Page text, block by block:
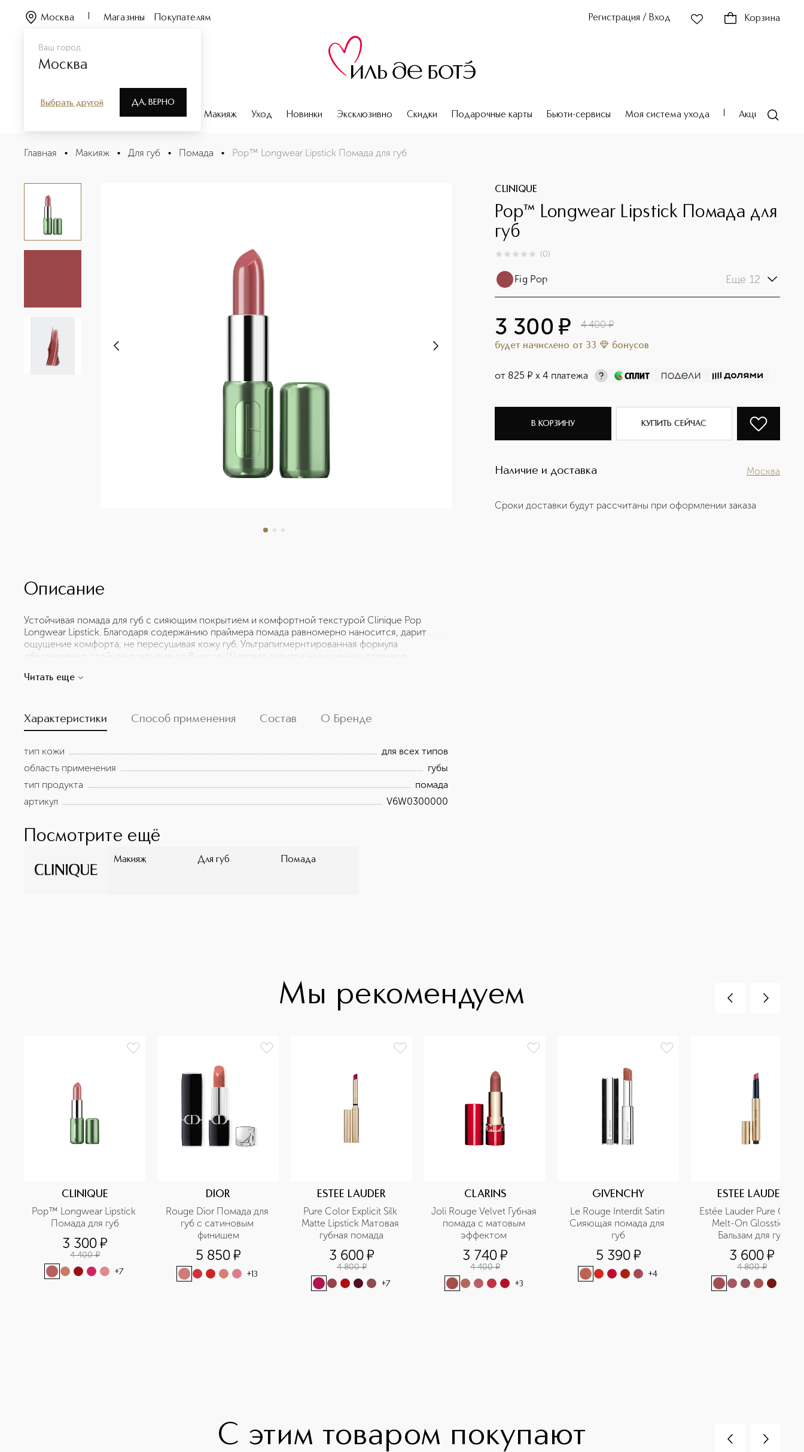
Ваш город
Москва
Выбрать другой ДА, ВЕРНО
Москва Магазины Покупателям Регистрация / Вход Корзина
Парфюмерия Макияж Уход Новинки Эксклюзивно Скидки Подарочные карты Бьюти-сервисы Моя система ухода Акции
Pop™ Longwear Lipstick Помада для губ
Описание
Главная • Макияж • Для губ • Помада • Pop™ Longwear Lipstick Помада для губ
CLINIQUE
Pop™ Longwear Lipstick Помада для
губ
0из 0 (0)
Fig Pop Еще 12
3 300 ¤ 4 400 ¤
будет начислено от 33 бонусов
от 825 ¤ х 4 платежа
В КОРЗИНУ КУПИТЬ СЕЙЧАС
Наличие и доставка Москва
Сроки доставки будут рассчитаны при оформлении заказа
Описание
Устойчивая помада для губ c сияющим покрытием и комфортной текстурой Clinique Pop
Longwear Lipstick. Благодаря содержанию праймера помада равномерно наносится, дарит
ощущение комфорта, не пересушивая кожу губ. Ультрапигмернтированная формула
обеспечивает стойкое покрытие до 8 часов. Широкая палитра насыщенных оттенков
праймером. Проверено на аллергию. Без отдушек. Формула не содержит парабенов, фталатов,
Читать еще
Характеристики Способ применения Состав О Бренде
тип кожи
для всех типов
область применения
губы
тип продукта
помада
артикул
V6W0300000
Посмотрите ещё
Макияж Для губ Помада
Мы рекомендуем
CLINIQUE
Pop™ Longwear Lipstick
Помада для губ
3 300¤
4 400 ¤
+7
DIOR
Rouge Dior Помада для
губ с сатиновым
финишем
5 850¤
+13
ESTEE LAUDER
Pure Color Explicit Silk
Matte Lipstick Матовая
губная помада
3 600¤
4 800 ¤
+7
CLARINS
Joli Rouge Velvet Губная
помада с матовым
3 740¤
4 400 ¤
+3
GIVENCHY
Le Rouge Interdit Satin
Сияющая помада для
губ
5 390¤
+4
ESTEE LAUDER
Estée Lauder Pure Color
Melt-On Glosstick
Бальзам для губ
3 600¤
4 800 ¤
С этим товаром покупают